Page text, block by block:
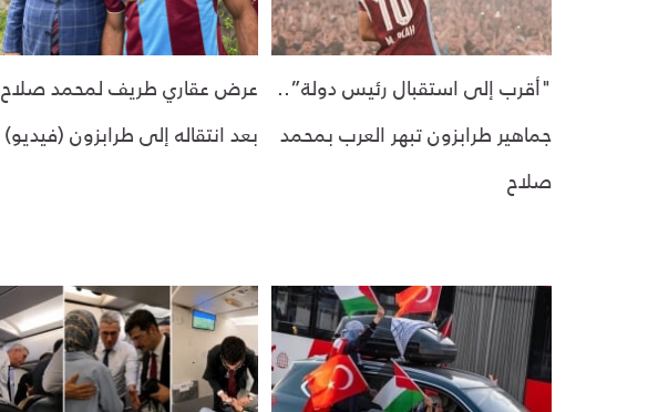
"أقرب إلى استقبال رئيس دولة”..
جماهير طرابزون تبهر العرب بمحمد
صلاح
عرض عقاري طريف لمحمد صلاح
بعد انتقاله إلى طرابزون (فيديو)